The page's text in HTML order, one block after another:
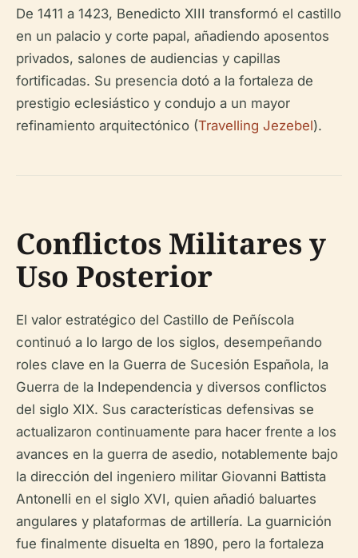
De 1411 a 1423, Benedicto XIII transformó el castillo
en un palacio y corte papal, añadiendo aposentos
privados, salones de audiencias y capillas
fortificadas. Su presencia dotó a la fortaleza de
prestigio eclesiástico y condujo a un mayor
refinamiento arquitectónico (Travelling Jezebel).
Conflictos Militares y
Uso Posterior
El valor estratégico del Castillo de Peñíscola
continuó a lo largo de los siglos, desempeñando
roles clave en la Guerra de Sucesión Española, la
Guerra de la Independencia y diversos conflictos
del siglo XIX. Sus características defensivas se
actualizaron continuamente para hacer frente a los
avances en la guerra de asedio, notablemente bajo
la dirección del ingeniero militar Giovanni Battista
Antonelli en el siglo XVI, quien añadió baluartes
angulares y plataformas de artillería. La guarnición
fue finalmente disuelta en 1890, pero la fortaleza